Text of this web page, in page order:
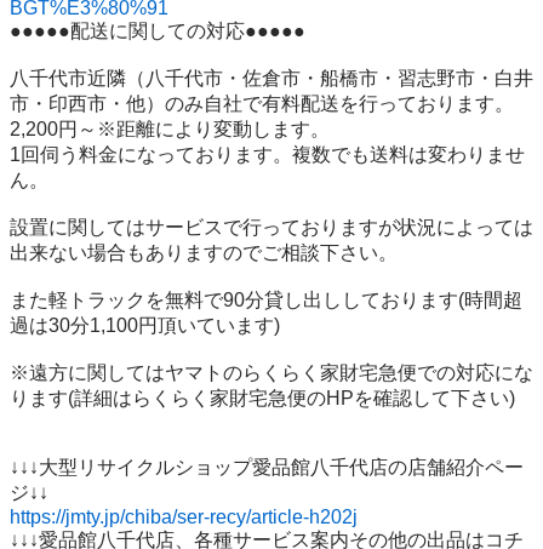
BGT%E3%80%91
●●●●●配送に関しての対応●●●●●
八千代市近隣（八千代市・佐倉市・船橋市・習志野市・白井
市・印西市・他）のみ自社で有料配送を行っております。
2,200円～※距離により変動します。
1回伺う料金になっております。複数でも送料は変わりませ
ん。
設置に関してはサービスで行っておりますが状況によっては
出来ない場合もありますのでご相談下さい。
また軽トラックを無料で90分貸し出ししております(時間超
過は30分1,100円頂いています)
※遠方に関してはヤマトのらくらく家財宅急便での対応にな
ります(詳細はらくらく家財宅急便のHPを確認して下さい)
↓↓↓大型リサイクルショップ愛品館八千代店の店舗紹介ペー
https://jmty.jp/chiba/ser-recy/article-h202j
↓↓↓愛品館八千代店、各種サービス案内その他の出品はコチ